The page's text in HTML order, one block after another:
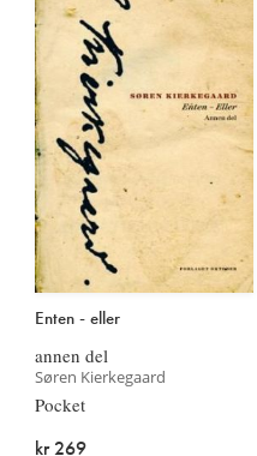
Enten - eller
annen del
Søren Kierkegaard
Pocket
kr 269